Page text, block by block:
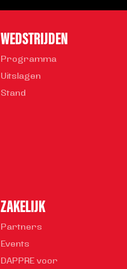
WEDSTRIJDEN
Programma
Uitslagen
Stand
ZAKELIJK
Partners
Events
DAPPRE voor